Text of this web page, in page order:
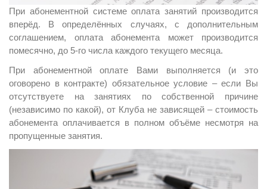
При абонементной системе оплата занятий производится
вперёд. В определённых случаях, с дополнительным
соглашением, оплата абонемента может производится
помесячно, до 5-го числа каждого текущего месяца.
При абонементной оплате Вами выполняется (и это
оговорено в контракте) обязательное условие – если Вы
отсутствуете на занятиях по собственной причине
(независимо по какой), от Клуба не зависящей – стоимость
абонемента оплачивается в полном объёме несмотря на
пропущенные занятия.